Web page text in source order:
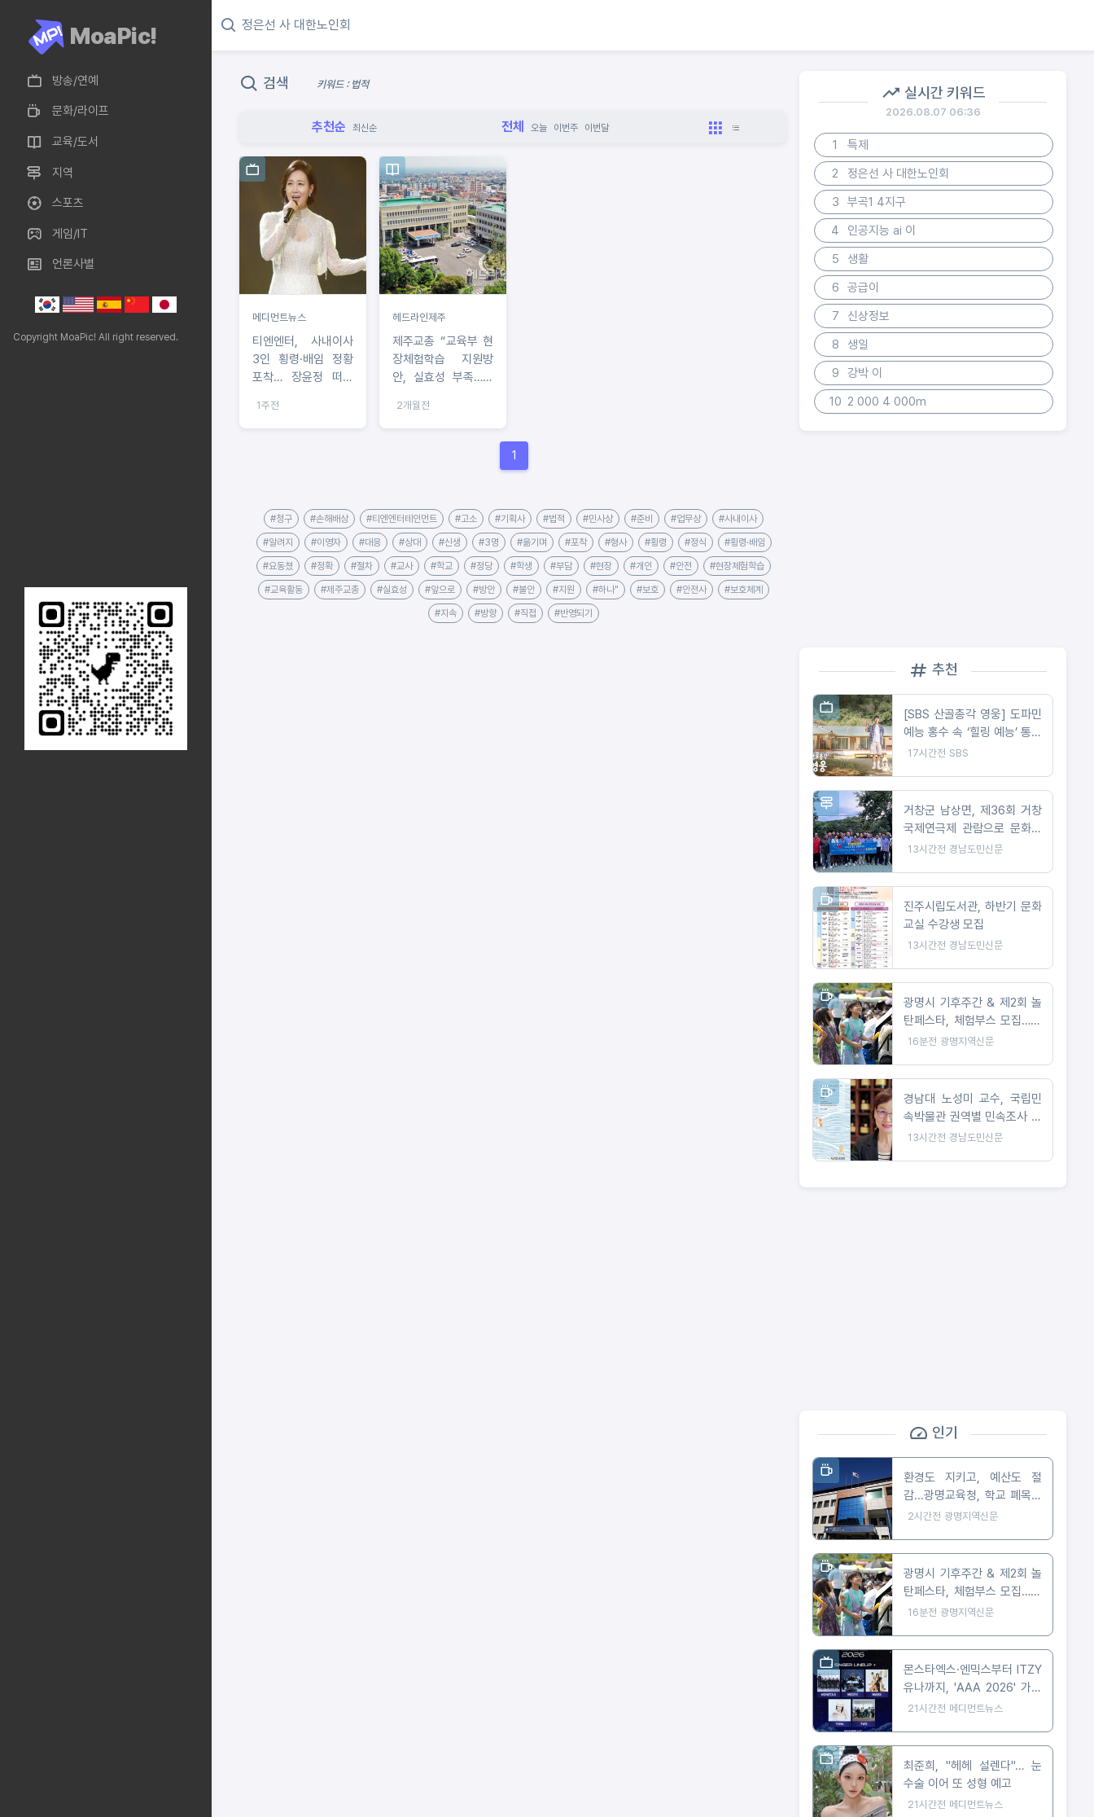
MoaPic!
방송/연예
문화/라이프
교육/도서
지역
스포츠
게임/IT
언론사별
Copyright MoaPic! All right reserved.
검색 키워드 : 법적
추천순 최신순 전체 오늘 이번주 이번달
메디먼트뉴스
티엔엔터, 사내이사
3인 횡령·배임 정황
포착… 장윤정 떠난
응 예고
1주전
헤드라인제주
제주교총 “교육부 현
장체험학습 지원방
안, 실효성 부족…교
야”
2개월전
1
#청구 #손해배상 #티엔엔터테인먼트 #고소 #기획사 #법적 #민사상 #준비 #업무상 #사내이사
#알려지 #이영자 #대응 #상대 #신생 #3명 #옮기며 #포착 #형사 #횡령 #정식 #횡령·배임
#요동쳤 #정확 #절차 #교사 #학교 #정당 #학생 #부담 #현장 #개인 #안전 #현장체험학습
#교육활동 #제주교총 #실효성 #앞으로 #방안 #불안 #지원 #하나" #보호 #안전사 #보호체계
#지속 #방향 #직접 #반영되기
실시간 키워드
2026.08.07 06:36
1
특제
2
정은선 사 대한노인회
3
부곡1 4지구
4
인공지능 ai 이
5
생활
6
공급이
7
신상정보
8
생일
9
강박 이
10 2 000 4 000m
추천
[SBS 산골총각 영웅] 도파민
예능 홍수 속 ‘힐링 예능’ 통했
다!
17시간전 SBS
거창군 남상면, 제36회 거창
국제연극제 관람으로 문화소
통 나서
13시간전 경남도민신문
진주시립도서관, 하반기 문화
교실 수강생 모집
13시간전 경남도민신문
광명시 기후주간 & 제2회 놀
탄페스타, 체험부스 모집…10
월 24일 개최
16분전 광명지역신문
경남대 노성미 교수, 국립민
속박물관 권역별 민속조사 보
고서 발간
13시간전 경남도민신문
인기
환경도 지키고, 예산도 절
감...광명교육청, 학교 폐목재
무상위탁처리 지원
2시간전 광명지역신문
광명시 기후주간 & 제2회 놀
탄페스타, 체험부스 모집…10
월 24일 개최
16분전 광명지역신문
몬스타엑스·엔믹스부터 ITZY
유나까지, 'AAA 2026' 가오
슝 출격 확정
21시간전 메디먼트뉴스
최준희, "헤헤 설렌다"… 눈
수술 이어 또 성형 예고
21시간전 메디먼트뉴스